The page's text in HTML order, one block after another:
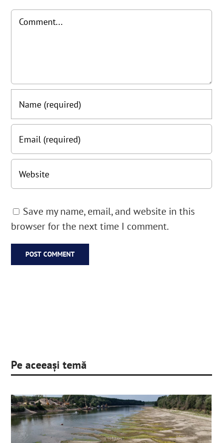
Comment
Save my name, email, and website in this
browser for the next time I comment.
Pe aceeași temă